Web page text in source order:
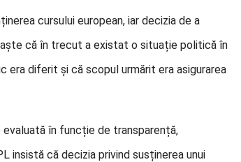
cursului european, iar decizia de a
că în trecut a existat o situație politică în
era diferit și că scopul urmărit era asigurarea
în funcție de transparență,
insistă că decizia privind susținerea unui